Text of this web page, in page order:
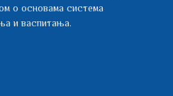
о основама система
и васпитања.